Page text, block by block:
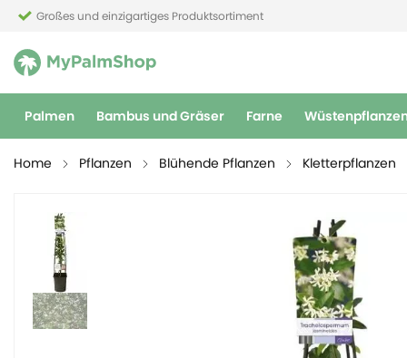
Großes und einzigartiges Produktsortiment
Palmen Bambus und Gräser Farne
Home Pflanzen Blühende Pflanzen Kletterpflanzen